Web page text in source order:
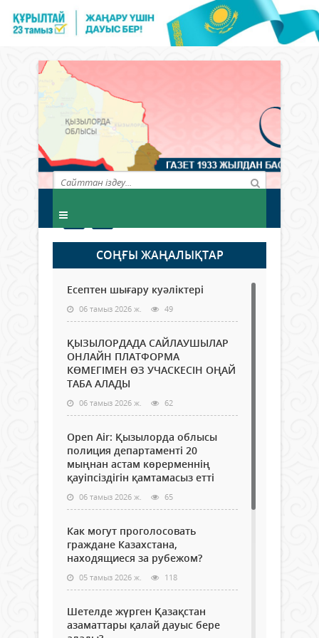
СОҢҒЫ ЖАҢАЛЫҚТАР
Есептен шығару куәліктері
06 тамыз 2026 ж. 49
ҚЫЗЫЛОРДАДА САЙЛАУШЫЛАР
ОНЛАЙН ПЛАТФОРМА
КӨМЕГІМЕН ӨЗ УЧАСКЕСІН ОҢАЙ
ТАБА АЛАДЫ
06 тамыз 2026 ж. 62
Open Air: Қызылорда облысы
полиция департаменті 20
мыңнан астам көрерменнің
қауіпсіздігін қамтамасыз етті
06 тамыз 2026 ж. 65
Как могут проголосовать
граждане Казахстана,
находящиеся за рубежом?
05 тамыз 2026 ж. 118
Шетелде жүрген Қазақстан
азаматтары қалай дауыс бере